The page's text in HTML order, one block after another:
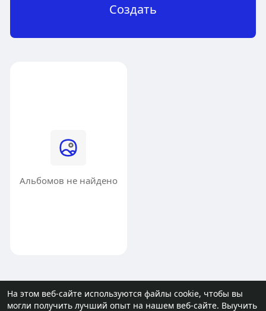
На этом веб-сайте используются файлы cookie, чтобы вы
могли получить лучший опыт на нашем веб-сайте. Выучить
Создать
Альбомов не найдено
© 2026 molodost.bz